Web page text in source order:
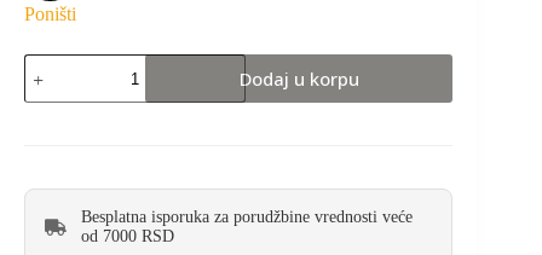
Poništi
Dodaj u korpu
Besplatna isporuka za porudžbine vrednosti veće
od 7000 RSD